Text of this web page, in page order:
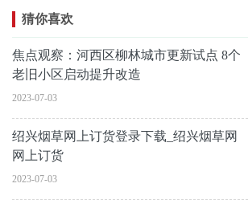
猜你喜欢
焦点观察：河西区柳林城市更新试点 8个
老旧小区启动提升改造
2023-07-03
绍兴烟草网上订货登录下载_绍兴烟草网
网上订货
2023-07-03